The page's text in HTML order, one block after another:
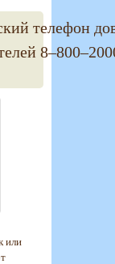
телефон
или